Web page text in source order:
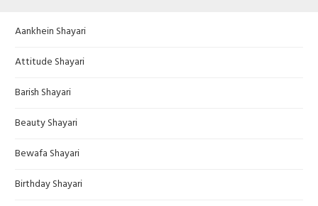
Aankhein Shayari
Attitude Shayari
Barish Shayari
Beauty Shayari
Bewafa Shayari
Birthday Shayari